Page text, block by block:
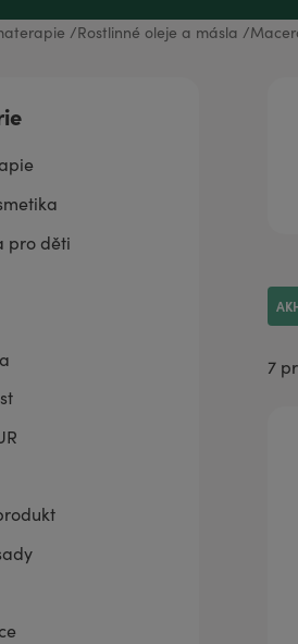
BELAIR PUR Lite
Co mě trápí
Vaginální suchost
Sada pro grilování
Rostlinné oleje a másla
7
pro děti